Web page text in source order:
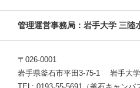
管理運営事務局：岩手大学 三陸
〒026-0001
岩手県釜石市平田3-75-1 岩手大